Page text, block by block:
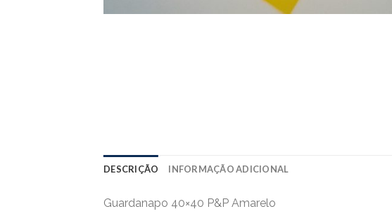
DESCRIÇÃO INFORMAÇÃO ADICIONAL
Guardanapo 40×40 P&P Amarelo